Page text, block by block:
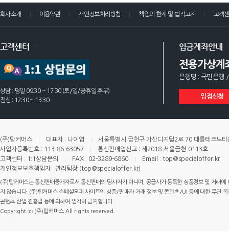
회사소개 이용약관 개인정보처리방침 책임의 한계 및 법적고지 고객
고객센터
상담 : 평일 09:30 ~ 17:30 (토/일/공휴일 휴무)
점심 : 12:30 ~ 13:30
입금계좌안내
전용가상계
은행명 : 국민은행
입점신청
(주)탑커머스 대표자 : 나이엽
서울특별시 금천구 가산디지털2로 70 대륭테크노
사업자등록번호 : 113-86-63057
통신판매업신고 : 제2018-서울금천-0113호
고객센터 : 1:1상담문의
FAX : 02-3289-6860
Email : top@specialoffer.kr
개인정보보호책임자 : 관리팀장 (top@specialoffer.kr)
(주)탑커머스는 통신판매중개자로서 통신판매의 당사자가 아니며, 공급사가 등록한 상품정보 및 거래
지 않습니다. (주)탑커머스 스페셜오퍼 사이트의 상품/판매자 거래 정보 및 콘텐츠/UI 등에 대한 무단
콘텐츠 산업 진흥법 등에 의하여 엄격히 금지합니다.
Copyright ⓒ (주)탑커머스 All rights reserved.